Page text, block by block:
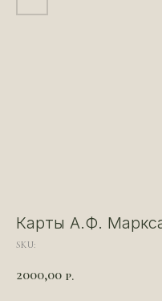
Карты А.Ф.
SKU:
2000,00 р.